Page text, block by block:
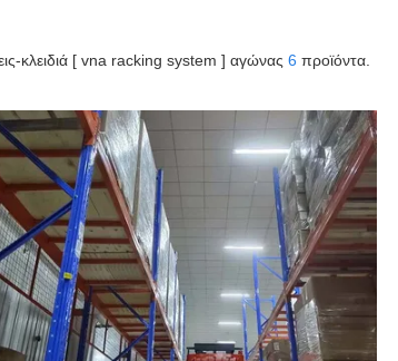
κλειδιά [ vna racking system ] αγώνας 6 προϊόντα.